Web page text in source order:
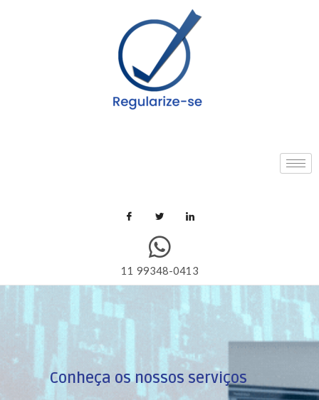
11 99348-0413
Conheça os nossos serviços